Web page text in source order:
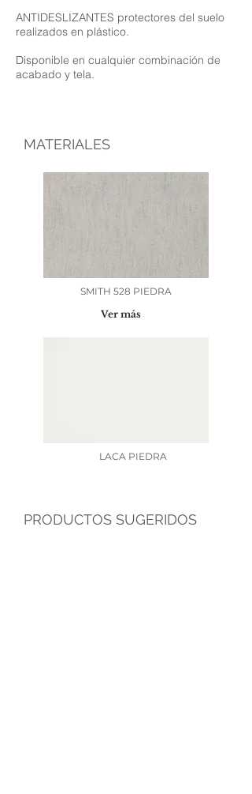
ANTIDESLIZANTES protectores del suelo
realizados en plástico.
Disponible en cualquier combinación de
acabado y tela.
MATERIALES
SMITH 528 PIEDRA
Ver más
LACA PIEDRA
PRODUCTOS SUGERIDOS